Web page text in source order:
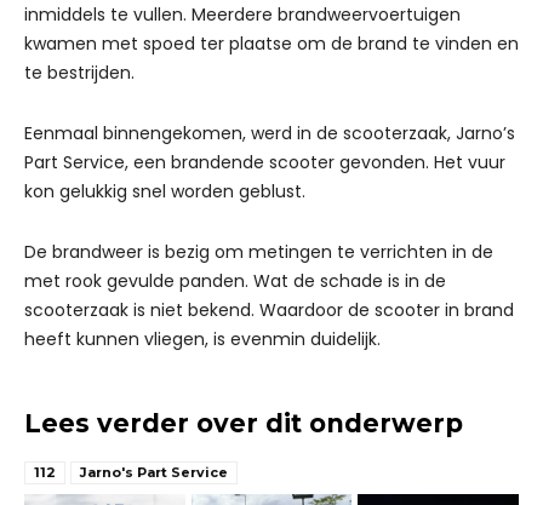
inmiddels te vullen. Meerdere brandweervoertuigen
kwamen met spoed ter plaatse om de brand te vinden en
te bestrijden.
Eenmaal binnengekomen, werd in de scooterzaak, Jarno’s
Part Service, een brandende scooter gevonden. Het vuur
kon gelukkig snel worden geblust.
De brandweer is bezig om metingen te verrichten in de
met rook gevulde panden. Wat de schade is in de
scooterzaak is niet bekend. Waardoor de scooter in brand
heeft kunnen vliegen, is evenmin duidelijk.
Lees verder over dit onderwerp
112 Jarno's Part Service